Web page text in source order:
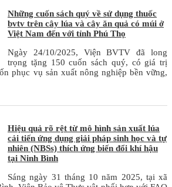
Những cuốn sách quý về sử dụng thuốc
bvtv trên cây lúa và cây ăn quả có múi ở
Việt Nam đến với tỉnh Phú Thọ
Ngày 24/10/2025, Viện BVTV đã long
trọng tặng 150 cuốn sách quý, có giá trị
phục vụ sản xuất nông nghiệp bền vững,
Hiệu quả rõ rệt từ mô hình sản xuất lúa
cải tiến ứng dụng giải pháp sinh học và tự
nhiên (NBSs) thích ứng biến đổi khí hậu
tại Ninh Bình
Sáng ngày 31 tháng 10 năm 2025, tại xã